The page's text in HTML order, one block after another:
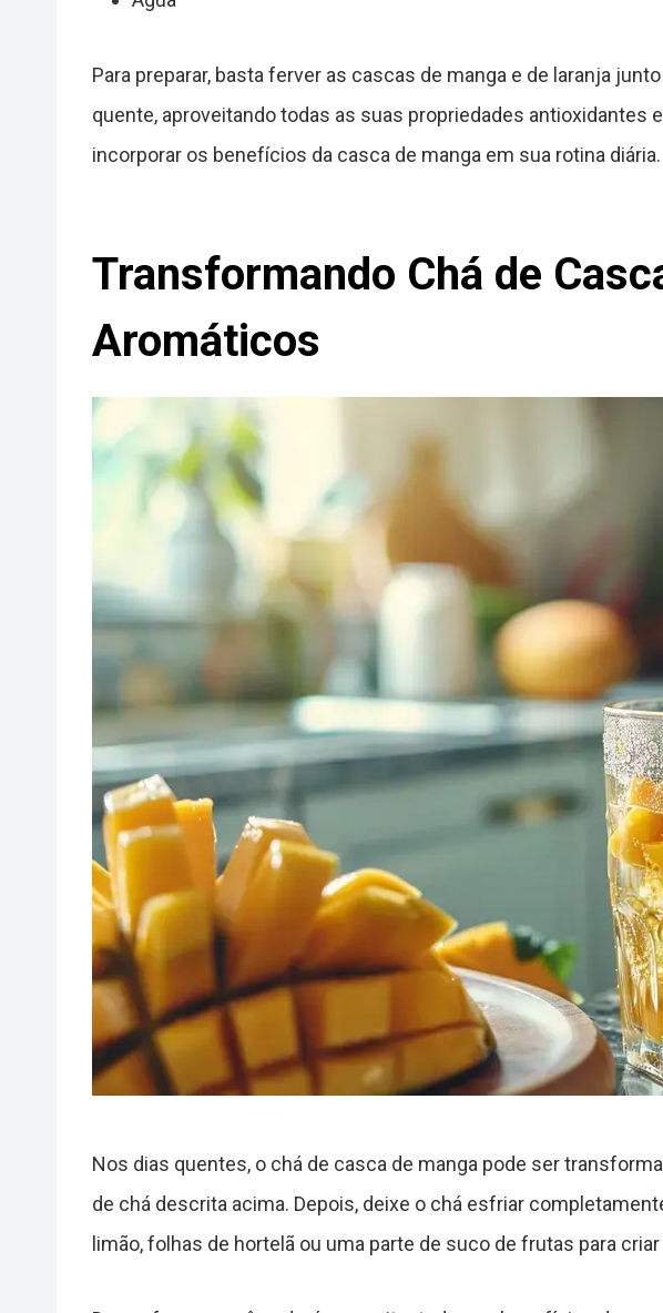
Para preparar, basta ferver as cascas de manga e de laranja
quente, aproveitando todas as suas propriedades
incorporar os benefícios da casca de manga em sua rotina diária.
Transformando Chá de
Aromáticos
Nos dias quentes, o chá de casca de manga pode ser
de chá descrita acima. Depois, deixe o chá esfriar
limão, folhas de hortelã ou uma parte de suco de frutas para